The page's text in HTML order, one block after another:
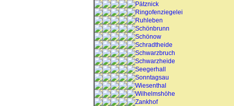
Pätznick
Ringofenziegelei
Ruhleben
Schönbrunn
Schönow
Schradtheide
Schwarzbruch
Schwarzheide
Seegerhall
Sonntagsau
Wiesenthal
Wilhelmshöhe
Zankhof